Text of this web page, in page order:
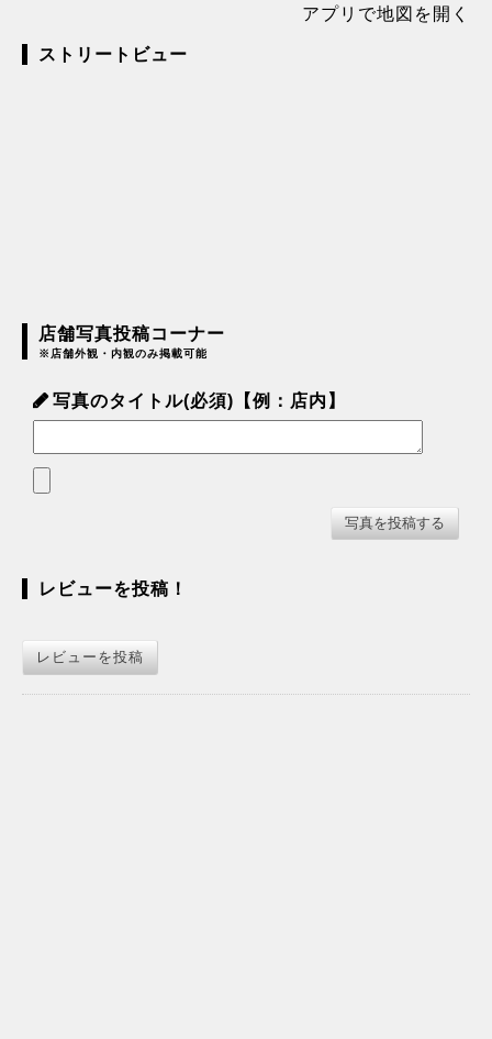
アプリで地図を開く
ストリートビュー
店舗写真投稿コーナー
※店舗外観・内観のみ掲載可能
写真のタイトル(必須)【例：店内】
レビューを投稿！
レビューを投稿